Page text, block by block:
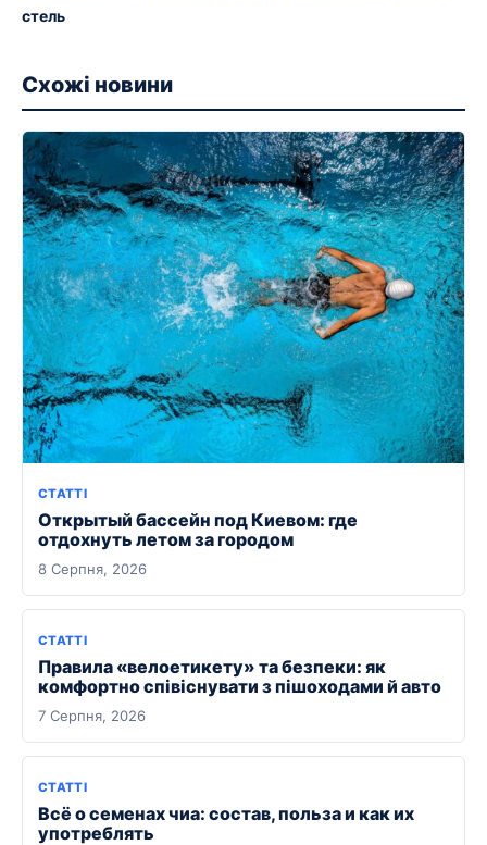
стель
Схожі новини
СТАТТІ
Открытый бассейн под Киевом: где
отдохнуть летом за городом
8 Серпня, 2026
СТАТТІ
Правила «велоетикету» та безпеки: як
комфортно співіснувати з пішоходами й авто
7 Серпня, 2026
СТАТТІ
Всё о семенах чиа: состав, польза и как их
употреблять